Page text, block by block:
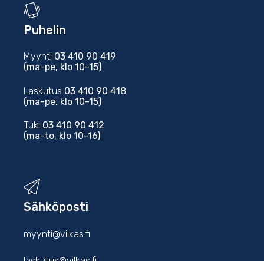
Puhelin
Myynti 03 410 90 419
(ma-pe, klo 10-15)
Laskutus 03 410 90 418
(ma-pe, klo 10-15)
Tuki 03 410 90 412
(ma-to, klo 10-16)
Sähköposti
myynti@vilkas.fi